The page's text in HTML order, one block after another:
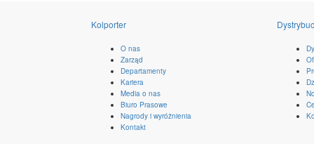
Kolporter
O nas
Zarząd
Departamenty
Kariera
Media o nas
Biuro Prasowe
Nagrody i wyróżnienia
Kontakt